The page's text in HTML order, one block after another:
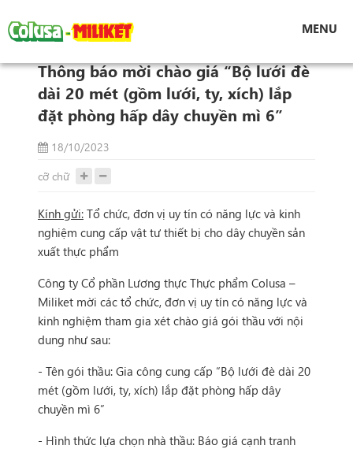
MENU
Thông báo mời chào giá “Bộ lưới đè dài 20 mét
mì 6”
Thông báo mời chào giá “Bộ lưới đè
dài 20 mét (gồm lưới, ty, xích) lắp
đặt phòng hấp dây chuyền mì 6”
18/10/2023
cỡ chữ
Kính gửi: Tổ chức, đơn vị uy tín có năng lực và kinh
nghiệm cung cấp vật tư thiết bị cho dây chuyền sản
xuất thực phẩm
Công ty Cổ phần Lương thực Thực phẩm Colusa –
Miliket mời các tổ chức, đơn vị uy tín có năng lực và
kinh nghiệm tham gia xét chào giá gói thầu với nội
dung như sau:
- Tên gói thầu: Gia công cung cấp “Bộ lưới đè dài 20
mét (gồm lưới, ty, xích) lắp đặt phòng hấp dây
chuyền mì 6”
- Hình thức lựa chọn nhà thầu: Báo giá cạnh tranh